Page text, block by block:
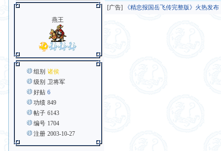
燕王
组别 诸侯
级别 卫将军
好贴 6
功绩 849
帖子 6143
编号 1704
注册 2003-10-27
[广告]
《精忠报国岳飞传完整版》火热发布